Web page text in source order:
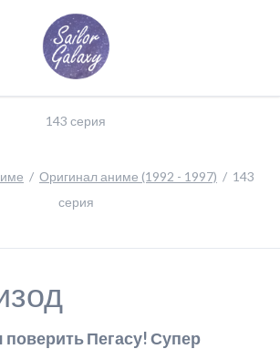
143 серия
Оригинал аниме (1992 - 1997)
143
серия
Пегасу! Супер